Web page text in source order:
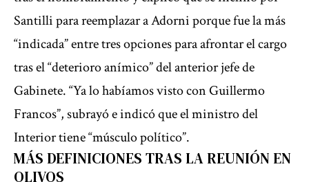
Santilli para reemplazar a Adorni porque fue la más
“indicada” entre tres opciones para afrontar el cargo
tras el “deterioro anímico” del anterior jefe de
Gabinete. “Ya lo habíamos visto con Guillermo
Francos”, subrayó e indicó que el ministro del
Interior tiene “músculo político”.
MÁS DEFINICIONES TRAS LA REUNIÓN EN
OLIVOS